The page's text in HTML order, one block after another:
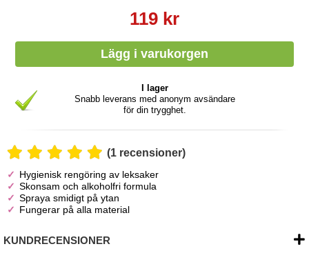
119 kr
I lager
Snabb leverans med anonym avsändare
för din trygghet.
(1 recensioner)
Hygienisk rengöring av leksaker
Skonsam och alkoholfri formula
Spraya smidigt på ytan
Fungerar på alla material
KUNDRECENSIONER